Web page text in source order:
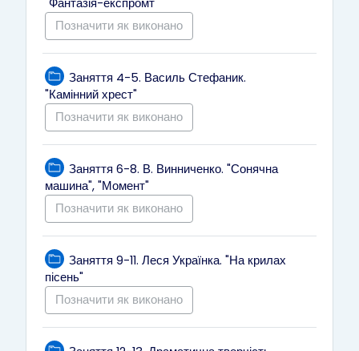
"Фантазія-експромт"
Позначити як виконано
Заняття 4-5. Василь Стефаник.
"Камінний хрест"Тека
Позначити як виконано
Заняття 6-8. В. Винниченко. "Сонячна
машина", "Момент"Тека
Позначити як виконано
Заняття 9-11. Леся Українка. "На крилах
пісень"Тека
Позначити як виконано